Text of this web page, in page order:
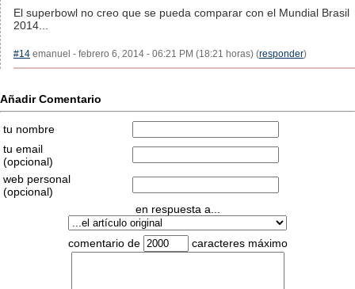
El superbowl no creo que se pueda comparar con el Mundial Brasil
2014...
#14 emanuel - febrero 6, 2014 - 06:21 PM (18:21 horas) (responder)
Añadir Comentario
tu nombre
tu email
(opcional)
web personal
(opcional)
en respuesta a...
comentario de caracteres máximo